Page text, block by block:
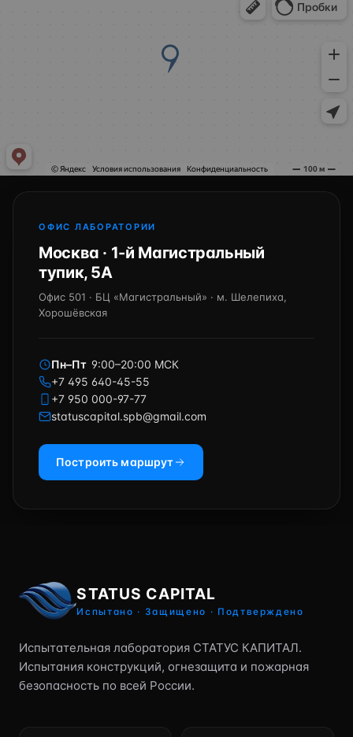
ОФИС ЛАБОРАТОРИИ
Москва · 1-й Магистральный
тупик, 5А
Офис 501 · БЦ «Магистральный» · м. Шелепиха,
Хорошёвская
Пн–Пт 9:00–20:00 МСК
+7 495 640-45-55
+7 950 000-97-77
statuscapital.spb@gmail.com
Построить маршрут
STATUS CAPITAL
Испытано · Защищено · Подтверждено
Испытательная лаборатория СТАТУС КАПИТАЛ.
Испытания конструкций, огнезащита и пожарная
безопасность по всей России.